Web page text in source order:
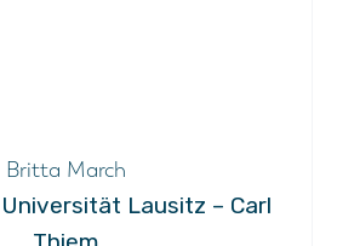
Britta March
Lausitz – Carl